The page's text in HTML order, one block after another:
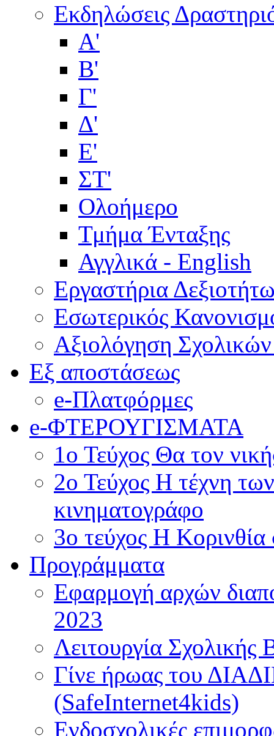
Εκδηλώσεις
Α'
Β'
Γ'
Δ'
Ε'
ΣΤ'
Ολοήμερο
Τμήμα Ένταξης
Αγγλικά - English
Εργαστήρια
Εσωτερικός
Αξιολόγηση
Εξ αποστάσεως
e-Πλατφόρμες
e-ΦΤΕΡΟΥΓΙΣΜΑΤΑ
1ο Τεύχος Θα τον
2ο Τεύχος Η τέχνη
κινηματογράφο
3ο τεύχος Η
Προγράμματα
Εφαρμογή αρχών
2023
Λειτουργία Σχολικής
Γίνε ήρωας του
(SafeInternet4kids)
Ενδοσχολικές